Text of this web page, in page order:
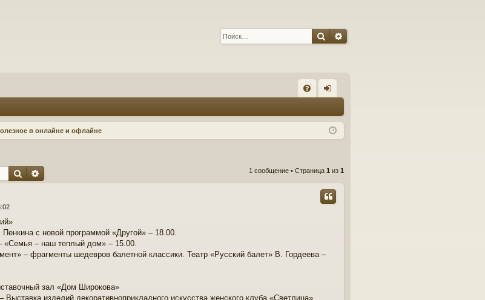
ПоискРасширенный поиск
Q д
в онлайне и офлайне
Поиск 1 сообщение • Страница 1 из 1
с новой программой «Другой» – 18.00.
«Семья – наш теплый дом» – 15.00.
– фрагменты шедевров балетной классики. Театр «Русский балет» В. Гордеева –
зал «Дом Широкова»
Выставка изделий декоративноприкладного искусства женского клуба «Светлица».